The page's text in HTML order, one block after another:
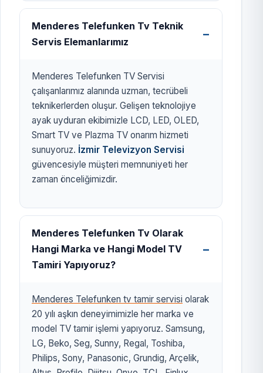
Menderes Telefunken Tv Teknik
Servis Elemanlarımız
Menderes Telefunken TV Servisi
çalışanlarımız alanında uzman, tecrübeli
teknikerlerden oluşur. Gelişen teknolojiye
ayak uyduran ekibimizle LCD, LED, OLED,
Smart TV ve Plazma TV onarım hizmeti
sunuyoruz. İzmir Televizyon Servisi
güvencesiyle müşteri memnuniyeti her
zaman önceliğimizdir.
Menderes Telefunken Tv Olarak
Hangi Marka ve Hangi Model TV
Tamiri Yapıyoruz?
Menderes Telefunken tv tamir servisi olarak
20 yılı aşkın deneyimimizle her marka ve
model TV tamir işlemi yapıyoruz. Samsung,
LG, Beko, Seg, Sunny, Regal, Toshiba,
Philips, Sony, Panasonic, Grundig, Arçelik,